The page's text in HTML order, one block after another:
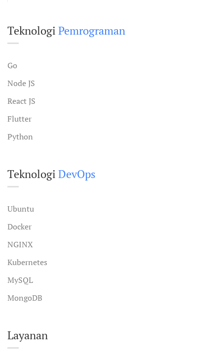
Teknologi Pemrograman
Go
Node JS
React JS
Flutter
Python
Teknologi DevOps
Ubuntu
Docker
NGINX
Kubernetes
MySQL
MongoDB
Layanan